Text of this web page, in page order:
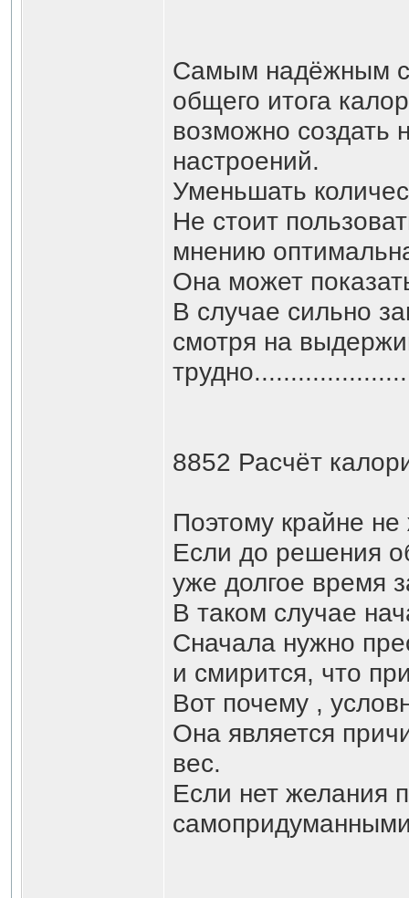
Самым надёжным
общего итога
возможно создать
настроений.
Уменьшать
Не стоит
мнению
Она может
В случае сильно
смотря на
8852 Расчёт
Поэтому крайне
Если до решения
уже долгое время
В таком случае
Сначала нужно
и смирится, что
Вот почему ,
Она является
вес.
Если нет желания